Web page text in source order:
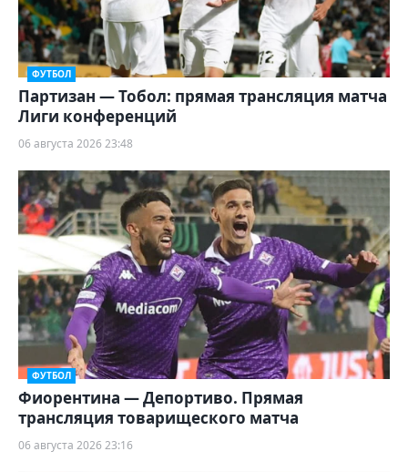
ФУТБОЛ
Партизан — Тобол: прямая трансляция матча
Лиги конференций
06 августа 2026 23:48
ФУТБОЛ
Фиорентина — Депортиво. Прямая
трансляция товарищеского матча
06 августа 2026 23:16